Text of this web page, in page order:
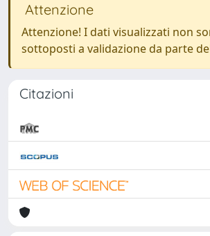
Attenzione
Attenzione! I dati visualizzati non
sottoposti a validazione da parte
Citazioni